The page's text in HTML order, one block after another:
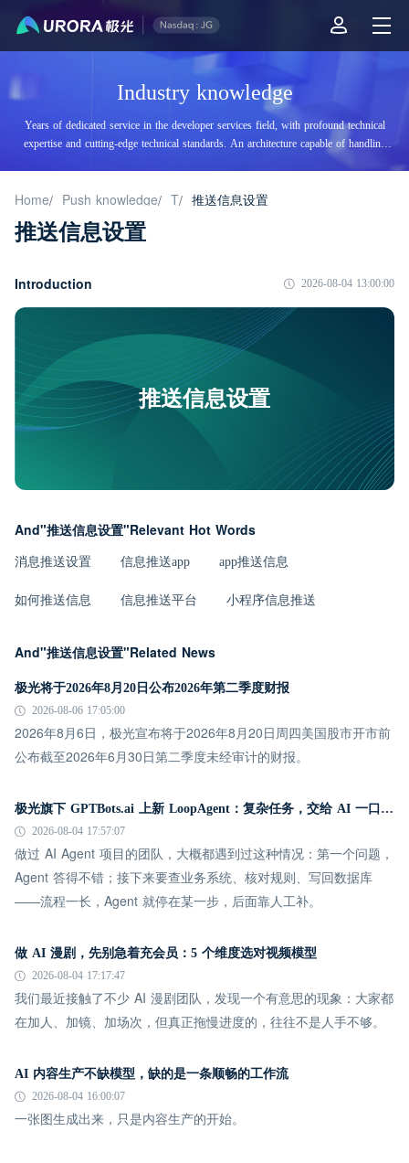
Industry knowledge
Years of dedicated service in the developer services field, with profound technical
expertise and cutting-edge technical standards. An architecture capable of handling
tens of billions of daily visits, supporting billions of high-concurrency accesses.
Home/ Push knowledge/ T/ 推送信息设置
推送信息设置
Introduction 2026-08-04 13:00:00
推送信息设置
And"推送信息设置"Relevant Hot Words
消息推送设置 信息推送app app推送信息
如何推送信息 信息推送平台 小程序信息推送
And"推送信息设置"Related News
极光将于2026年8月20日公布2026年第二季度财报
2026-08-06 17:05:00
2026年8月6日，极光宣布将于2026年8月20日周四美国股市开市前
公布截至2026年6月30日第二季度未经审计的财报。
极光旗下 GPTBots.ai 上新 LoopAgent：复杂任务，交给 AI 一口气跑完
2026-08-04 17:57:07
做过 AI Agent 项目的团队，大概都遇到过这种情况：第一个问题，
Agent 答得不错；接下来要查业务系统、核对规则、写回数据库
——流程一长，Agent 就停在某一步，后面靠人工补。
做 AI 漫剧，先别急着充会员：5 个维度选对视频模型
2026-08-04 17:17:47
我们最近接触了不少 AI 漫剧团队，发现一个有意思的现象：大家都
在加人、加镜、加场次，但真正拖慢进度的，往往不是人手不够。
AI 内容生产不缺模型，缺的是一条顺畅的工作流
2026-08-04 16:00:07
一张图生成出来，只是内容生产的开始。